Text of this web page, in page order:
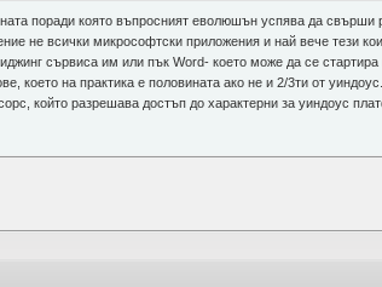
поради която въпросният еволюшън успява да свърши
не всички микрософтски приложения и най вече тези
сървиса им или пък Word- което може да се
което на практика е половината ако не и 2/3ти от
който разрешава достъп до характерни за уиндоус